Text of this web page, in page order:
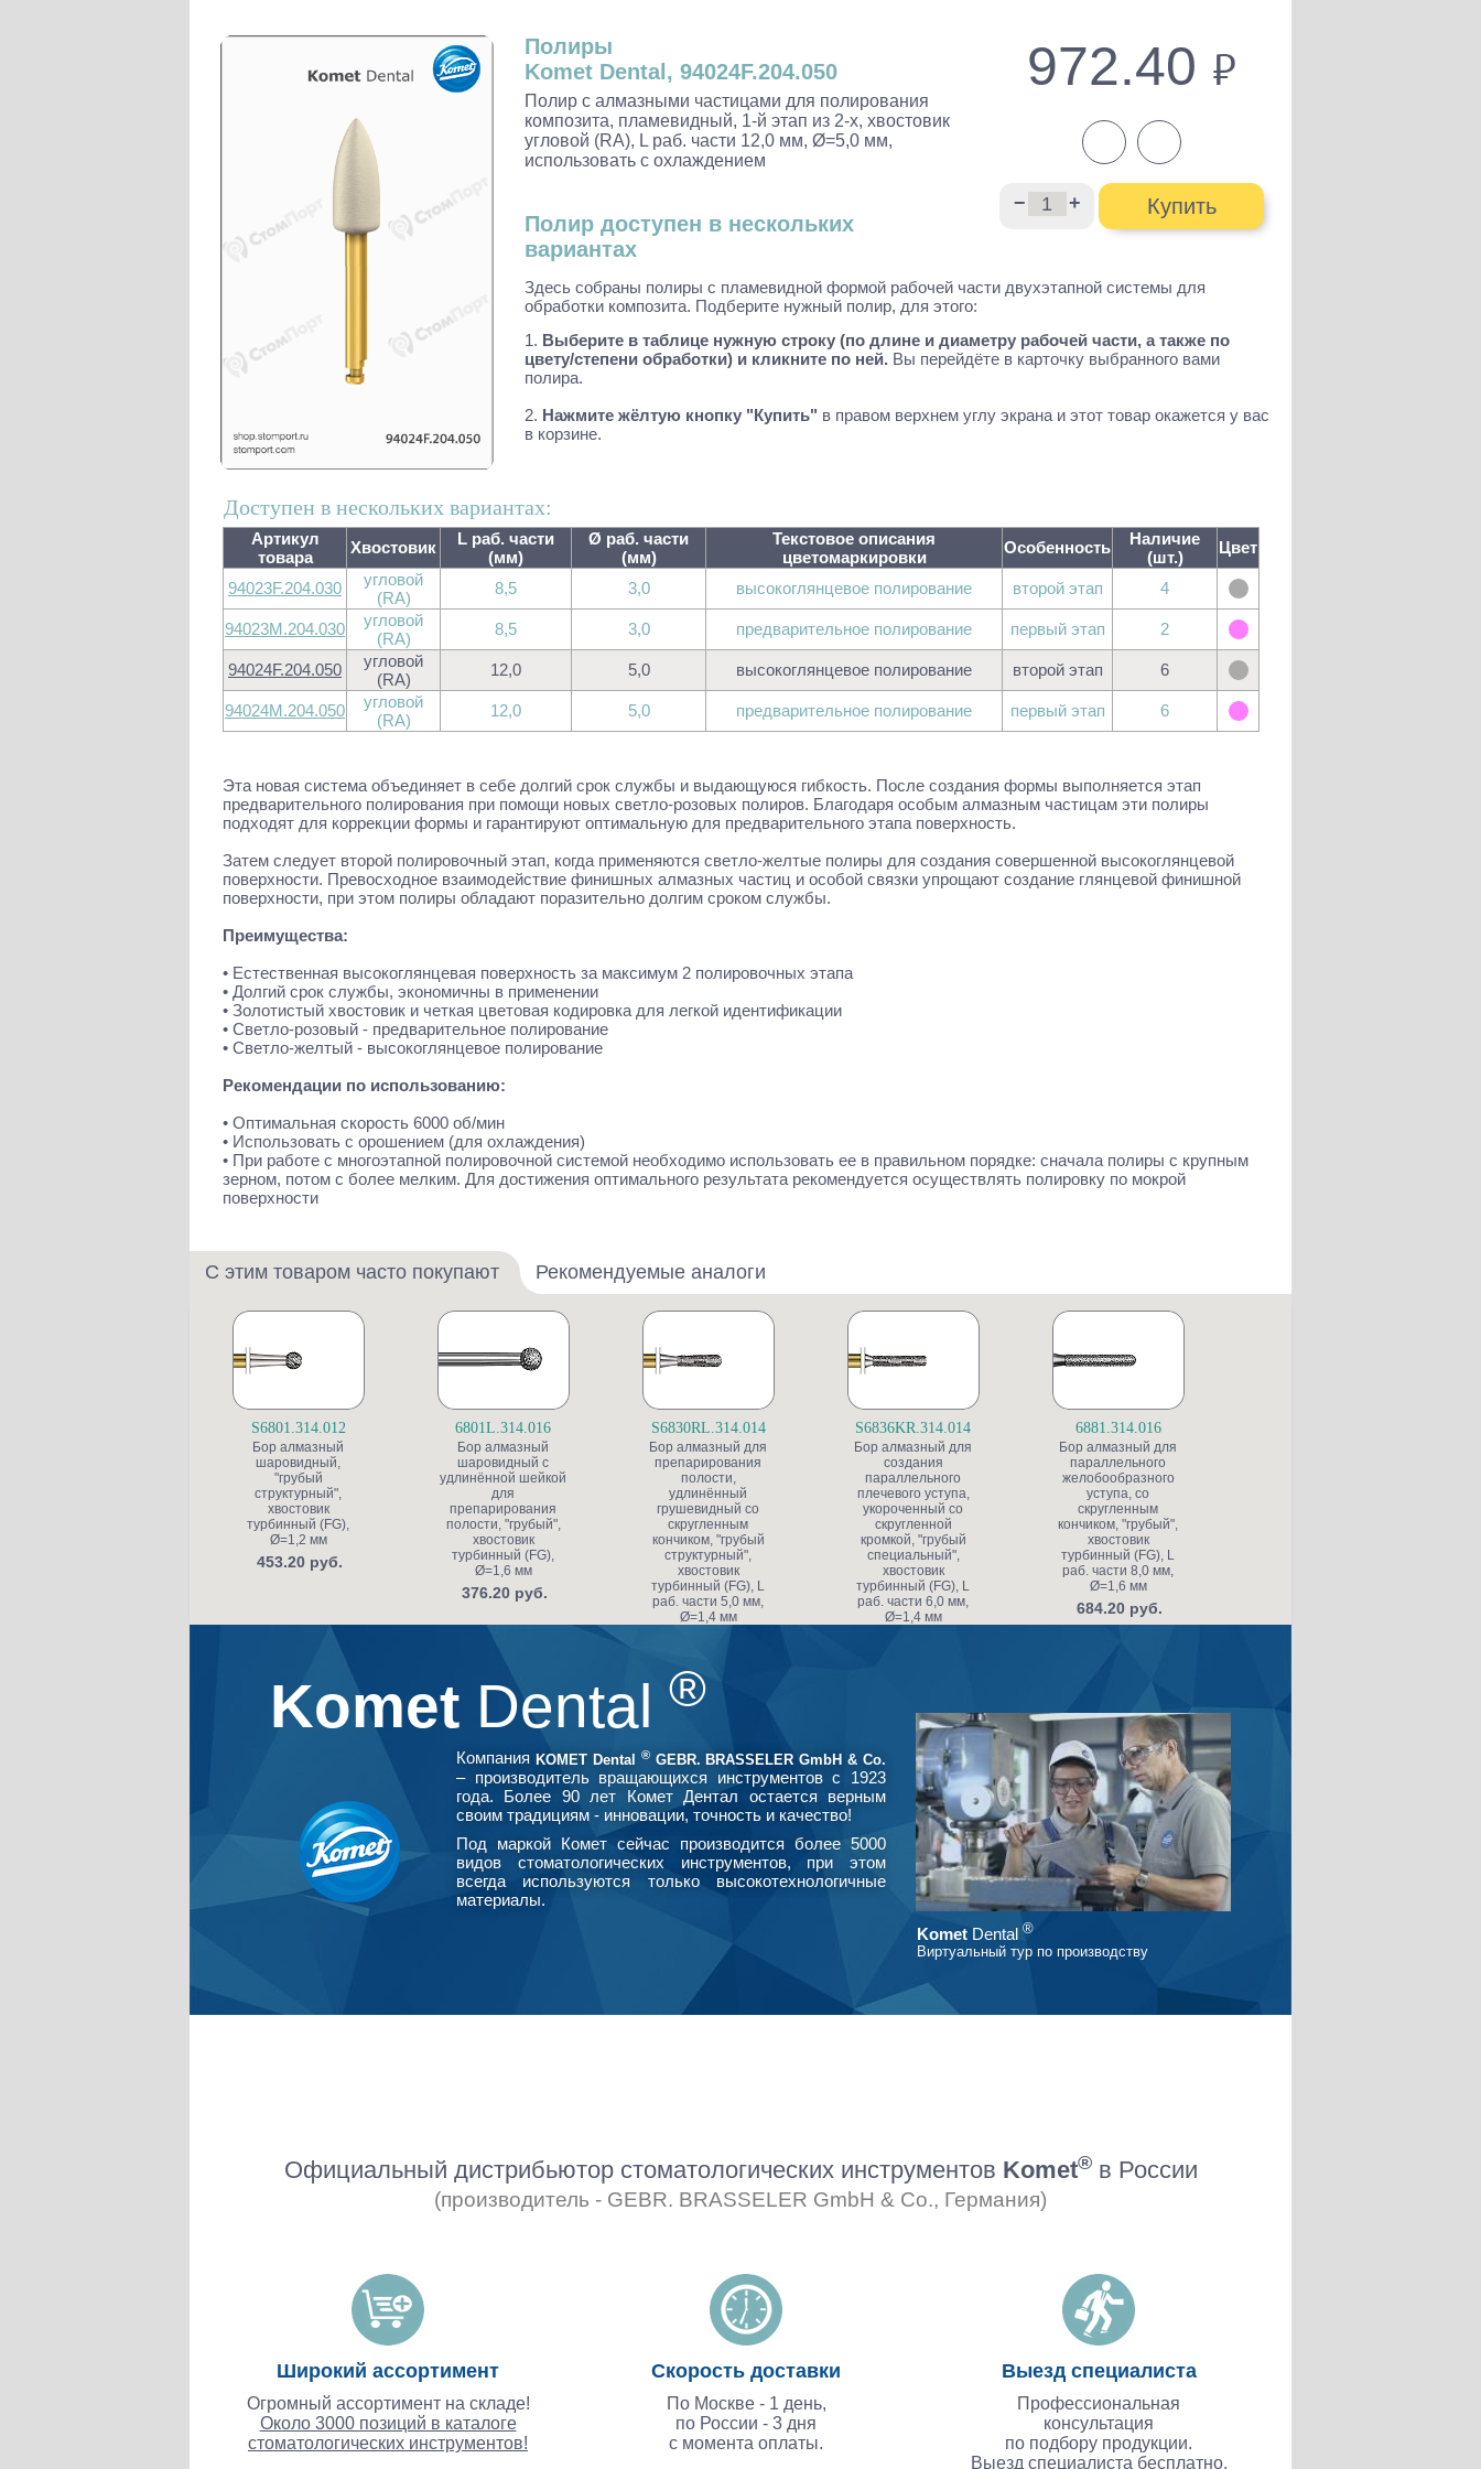
Наконечники и переходники KaVo
972.40 руб.
− + Купить
Полиры
Komet Dental, 94024F.204.050
Полир с алмазными частицами для полирования
композита, пламевидный, 1-й этап из 2-х, хвостовик
угловой (RA), L раб. части 12,0 мм, Ø=5,0 мм,
использовать с охлаждением
Полир доступен в нескольких
вариантах
Здесь собраны полиры c пламевидной формой рабочей части двухэтапной системы для
обработки композита. Подберите нужный полир, для этого:
1. Выберите в таблице нужную строку (по длине и диаметру рабочей части, а также по
цвету/степени обработки) и кликните по ней. Вы перейдёте в карточку выбранного вами
полира.
2. Нажмите жёлтую кнопку "Купить" в правом верхнем углу экрана и этот товар окажется у вас
в корзине.
Доступен в нескольких вариантах:
Артикул
товара
Хвостовик
L раб. части
(мм)
Ø раб. части
(мм)
Текстовое описания
цветомаркировки
Особенность
Наличие
(шт.)
Цвет
94023F.204.030
угловой
(RA)
8,5 3,0 высокоглянцевое полирование второй этап 4
94023M.204.030
угловой
(RA)
8,5 3,0 предварительное полирование первый этап 2
94024F.204.050
угловой
(RA)
12,0 5,0 высокоглянцевое полирование второй этап 6
94024M.204.050
угловой
(RA)
12,0 5,0 предварительное полирование первый этап 6
Эта новая система объединяет в себе долгий срок службы и выдающуюся гибкость. После создания формы выполняется этап
предварительного полирования при помощи новых светло-розовых полиров. Благодаря особым алмазным частицам эти полиры
подходят для коррекции формы и гарантируют оптимальную для предварительного этапа поверхность.
Затем следует второй полировочный этап, когда применяются светло-желтые полиры для создания совершенной высокоглянцевой
поверхности. Превосходное взаимодействие финишных алмазных частиц и особой связки упрощают создание глянцевой финишной
поверхности, при этом полиры обладают поразительно долгим сроком службы.
Преимущества:
• Естественная высокоглянцевая поверхность за максимум 2 полировочных этапа
• Долгий срок службы, экономичны в применении
• Золотистый хвостовик и четкая цветовая кодировка для легкой идентификации
• Светло-розовый - предварительное полирование
• Светло-желтый - высокоглянцевое полирование
Рекомендации по использованию:
• Оптимальная скорость 6000 об/мин
• Использовать с орошением (для охлаждения)
• При работе с многоэтапной полировочной системой необходимо использовать ее в правильном порядке: сначала полиры с крупным
зерном, потом с более мелким. Для достижения оптимального результата рекомендуется осуществлять полировку по мокрой
поверхности
С этим товаром часто покупают Рекомендуемые аналоги
S6801.314.012
Бор алмазный
шаровидный,
"грубый
структурный",
хвостовик
турбинный (FG),
Ø=1,2 мм
453.20 руб.
6801L.314.016
Бор алмазный
шаровидный с
удлинённой шейкой
для
препарирования
полости, "грубый",
хвостовик
турбинный (FG),
Ø=1,6 мм
376.20 руб.
S6830RL.314.014
Бор алмазный для
препарирования
полости,
удлинённый
грушевидный со
скругленным
кончиком, "грубый
структурный",
хвостовик
турбинный (FG), L
раб. части 5,0 мм,
Ø=1,4 мм
S6836KR.314.014
Бор алмазный для
создания
параллельного
плечевого уступа,
укороченный со
скругленной
кромкой, "грубый
специальный",
хвостовик
турбинный (FG), L
раб. части 6,0 мм,
Ø=1,4 мм
6881.314.016
Бор алмазный для
параллельного
желобообразного
уступа, со
скругленным
кончиком, "грубый",
хвостовик
турбинный (FG), L
раб. части 8,0 мм,
Ø=1,6 мм
684.20 руб.
Komet Dental ®
Компания KOMET Dental ®GEBR. BRASSELER GmbH & Co.
– производитель вращающихся инструментов с 1923
года. Более 90 лет Комет Дентал остается верным
своим традициям - инновации, точность и качество!
Под маркой Комет сейчас производится более 5000
видов стоматологических инструментов, при этом
всегда используются только высокотехнологичные
материалы.
Komet Dental ®
Виртуальный тур по производству
Официальный дистрибьютор стоматологических инструментов Komet®в России
(производитель - GEBR. BRASSELER GmbH & Co., Германия)
Широкий ассортимент
Огромный ассортимент на складе!
Около 3000 позиций в каталоге
стоматологических инструментов!
Скорость доставки
По Москве - 1 день,
по России - 3 дня
с момента оплаты.
Выезд специалиста
Профессиональная
консультация
по подбору продукции.
Выезд специалиста бесплатно.